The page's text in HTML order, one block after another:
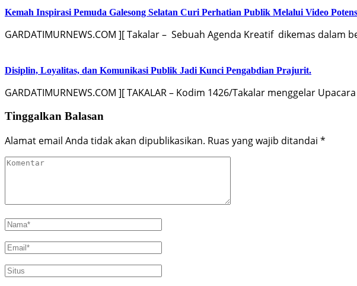
Kemah Inspirasi Pemuda Galesong Selatan Curi Perhatian Publik Melalui Video
GARDATIMURNEWS.COM ][ Takalar – Sebuah Agenda Kreatif dikemas
Disiplin, Loyalitas, dan Komunikasi Publik Jadi Kunci Pengabdian Prajurit.
GARDATIMURNEWS.COM ][ TAKALAR – Kodim 1426/Takalar menggelar
Tinggalkan Balasan
Alamat email Anda tidak akan dipublikasikan. Ruas yang wajib ditandai *